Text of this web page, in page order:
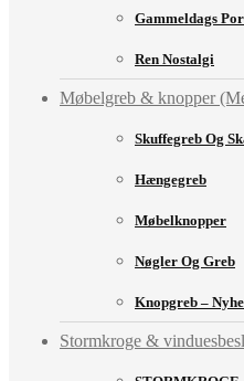
Gammeldags
Ren Nostalgi
Møbelgreb & knopper
Skuffegreb Og
Hængegreb
Møbelknopper
Nøgler Og Greb
Knopgreb –
Stormkroge &